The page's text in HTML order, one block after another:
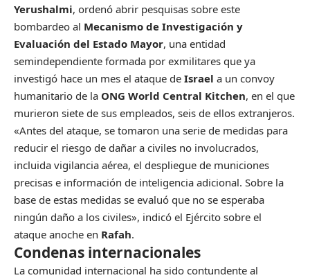
Yerushalmi, ordenó abrir pesquisas sobre este
bombardeo al Mecanismo de Investigación y
Evaluación del Estado Mayor, una entidad
semindependiente formada por exmilitares que ya
investigó hace un mes el ataque de Israel a un convoy
humanitario de la ONG World Central Kitchen, en el que
murieron siete de sus empleados, seis de ellos extranjeros.
«Antes del ataque, se tomaron una serie de medidas para
reducir el riesgo de dañar a civiles no involucrados,
incluida vigilancia aérea, el despliegue de municiones
precisas e información de inteligencia adicional. Sobre la
base de estas medidas se evaluó que no se esperaba
ningún daño a los civiles», indicó el Ejército sobre el
ataque anoche en Rafah.
Condenas internacionales
La comunidad internacional ha sido contundente al